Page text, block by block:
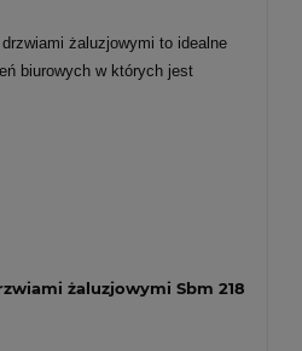
żaluzjowymi to idealne
biurowych w których jest
żaluzjowymi Sbm 218